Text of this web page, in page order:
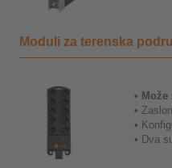
Moduli za terenska
•
•
•
• Dva